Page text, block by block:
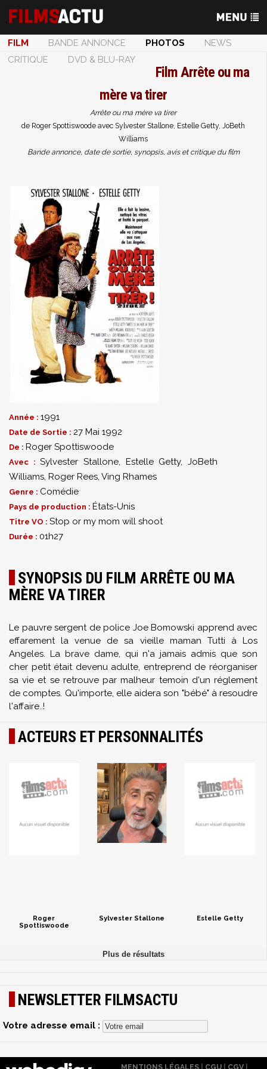
FILM BANDE ANNONCE PHOTOS
NEWS
CRITIQUE
DVD & BLU-RAY
FilmArrête ou ma
mère va tirer
Arrête ou ma mère va tirer
de Roger Spottiswoode avec Sylvester Stallone, Estelle Getty, JoBeth
Williams
Bande annonce, date de sortie, synopsis, avis et critique du film
Année : 1991
Date de Sortie : 27 Mai 1992
De : Roger Spottiswoode
Avec :Sylvester Stallone, Estelle Getty,JoBeth
Williams, Roger Rees, Ving Rhames
Genre : Comédie
Pays de production : États-Unis
Titre VO : Stop or my mom will shoot
Durée : 01h27
SYNOPSIS DU FILM ARRÊTE OU MA
MÈRE VA TIRER
Le pauvre sergent de police Joe Bomowski apprend avec
effarement la venue de sa vieille maman Tutti à Los
Angeles. La brave dame, qui n'a jamais admis que son
cher petit était devenu adulte, entreprend de réorganiser
sa vie et se retrouve par malheur temoin d'un réglement
de comptes. Qu'importe, elle aidera son "bébé" à resoudre
l'affaire..!
ACTEURS ET PERSONNALITÉS
Roger
Spottiswoode
Sylvester Stallone Estelle Getty
NEWSLETTER FILMSACTU
Votre adresse email :
MENTIONS LÉGALES| CGU| CGV|